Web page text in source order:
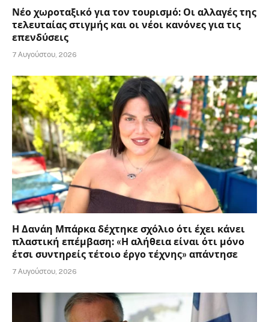
Νέο χωροταξικό για τον τουρισμό: Οι αλλαγές της
τελευταίας στιγμής και οι νέοι κανόνες για τις
επενδύσεις
7 Αυγούστου, 2026
Η Δανάη Μπάρκα δέχτηκε σχόλιο ότι έχει κάνει
πλαστική επέμβαση: «Η αλήθεια είναι ότι μόνο
έτσι συντηρείς τέτοιο έργο τέχνης» απάντησε
7 Αυγούστου, 2026